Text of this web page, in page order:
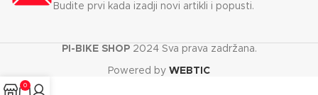
Budite prvi kada izadji novi artikli i popusti.
PI-BIKE SHOP 2024 Sva prava zadržana.
Powered by WEBTIC
0